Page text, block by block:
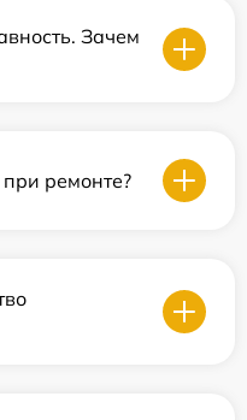
Зачем
ремонте?